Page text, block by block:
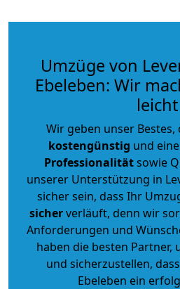
Umzüge von
Ebeleben: Wir
leicht
Wir geben unser Bestes,
kostengünstig und eine
Professionalitätsowie
unserer Unterstützung in
sicher sein, dass Ihr
sicherverläuft, denn wir
Anforderungen und
haben die besten Partner,
und sicherzustellen,
Ebeleben ein